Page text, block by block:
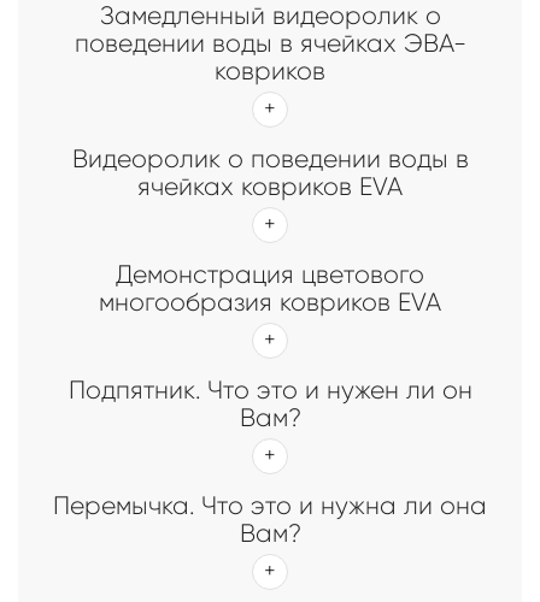
Замедленный видеоролик о
поведении воды в ячейках ЭВА-
ковриков
Видеоролик о поведении воды в
ячейках ковриков EVA
Демонстрация цветового
многообразия ковриков EVA
Подпятник. Что это и нужен ли он
Вам?
Перемычка. Что это и нужна ли она
Вам?